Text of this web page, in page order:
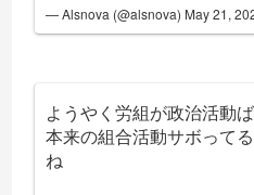
— Alsnova (@alsnova) May 21,
ようやく労組が政治活動
本来の組合活動サボって
ね